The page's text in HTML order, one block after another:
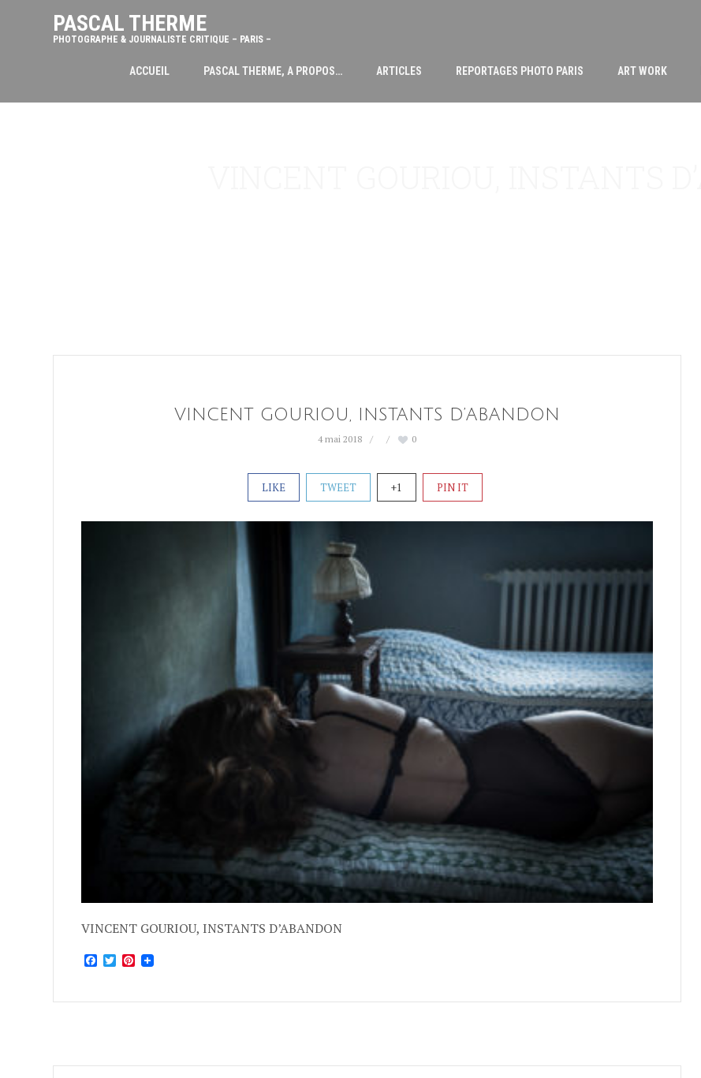
PASCAL THERME
PHOTOGRAPHE & JOURNALISTE CRITIQUE – PARIS –
ACCUEIL PASCAL THERME, A PROPOS… ARTICLES REPORTAGES PHOTO PARIS ART WORK
VINCENT GOURIOU, INSTANTS D’ABANDON
4 mai 2018 0
LIKE TWEET +1 PIN IT
VINCENT GOURIOU, INSTANTS D’ABANDON
Facebook
TwitterPinterest